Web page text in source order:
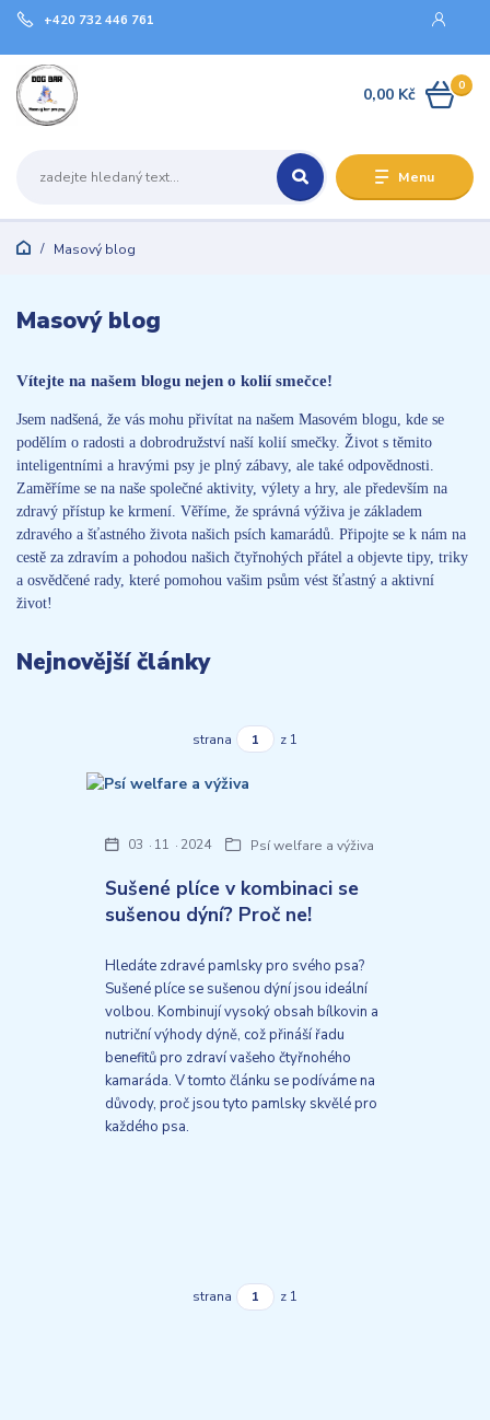
Menu
+420 732 446 761
0
0,00 Kč
Masový blog
Masový blog
Vítejte na našem blogu nejen o kolií smečce!
Jsem nadšená, že vás mohu přivítat na našem Masovém blogu, kde se
podělím o radosti a dobrodružství naší kolií smečky. Život s těmito
inteligentními a hravými psy je plný zábavy, ale také odpovědnosti.
Zaměříme se na naše společné aktivity, výlety a hry, ale především na
zdravý přístup ke krmení. Věříme, že správná výživa je základem
zdravého a šťastného života našich psích kamarádů. Připojte se k nám na
cestě za zdravím a pohodou našich čtyřnohých přátel a objevte tipy, triky
a osvědčené rady, které pomohou vašim psům vést šťastný a aktivní
život!
Nejnovější články
strana z 1
Sušené plíce v kombinaci se
sušenou dýní? Proč ne!
03 11 2024 Psí welfare a výživa
Hledáte zdravé pamlsky pro svého psa?
Sušené plíce se sušenou dýní jsou ideální
volbou. Kombinují vysoký obsah bílkovin a
nutriční výhody dýně, což přináší řadu
benefitů pro zdraví vašeho čtyřnohého
kamaráda. V tomto článku se podíváme na
důvody, proč jsou tyto pamlsky skvělé pro
každého psa.
strana z 1